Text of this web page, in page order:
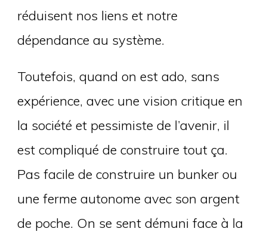
réduisent nos liens et notre
dépendance au système.
Toutefois, quand on est ado, sans
expérience, avec une vision critique en
la société et pessimiste de l’avenir, il
est compliqué de construire tout ça.
Pas facile de construire un bunker ou
une ferme autonome avec son argent
de poche. On se sent démuni face à la